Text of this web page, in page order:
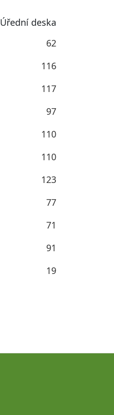
Úřední deska
62
116
117
97
110
110
123
77
71
91
19